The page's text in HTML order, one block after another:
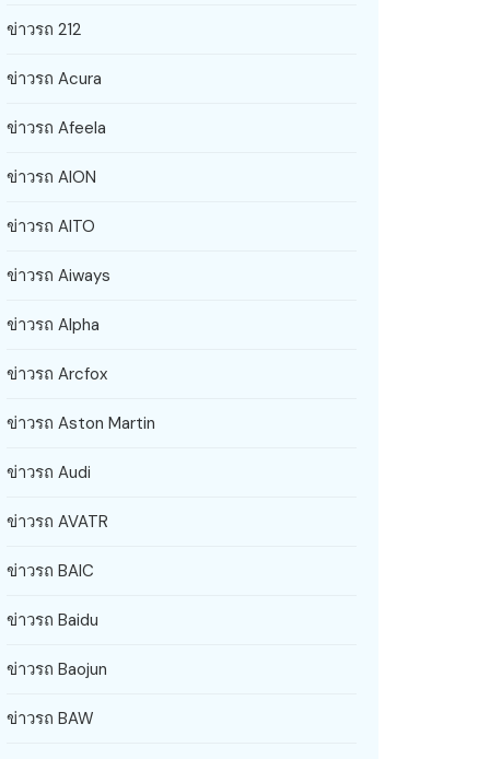
ข่าวรถ 212
ข่าวรถ Acura
ข่าวรถ Afeela
ข่าวรถ AION
ข่าวรถ AITO
ข่าวรถ Aiways
ข่าวรถ Alpha
ข่าวรถ Arcfox
ข่าวรถ Aston Martin
ข่าวรถ Audi
ข่าวรถ AVATR
ข่าวรถ BAIC
ข่าวรถ Baidu
ข่าวรถ Baojun
ข่าวรถ BAW